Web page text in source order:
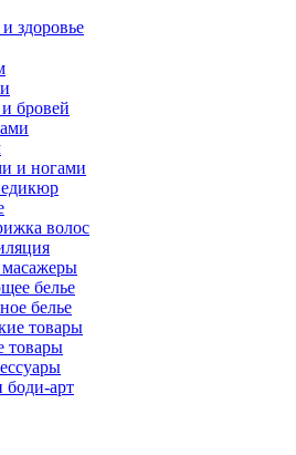
здоровье
и бровей
и ногами
волос
белье
белье
товары
товары
боди-арт